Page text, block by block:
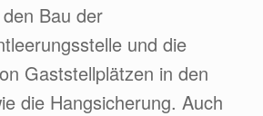
Bau der
und die
Gaststellplätzen in den
die Hangsicherung. Auch